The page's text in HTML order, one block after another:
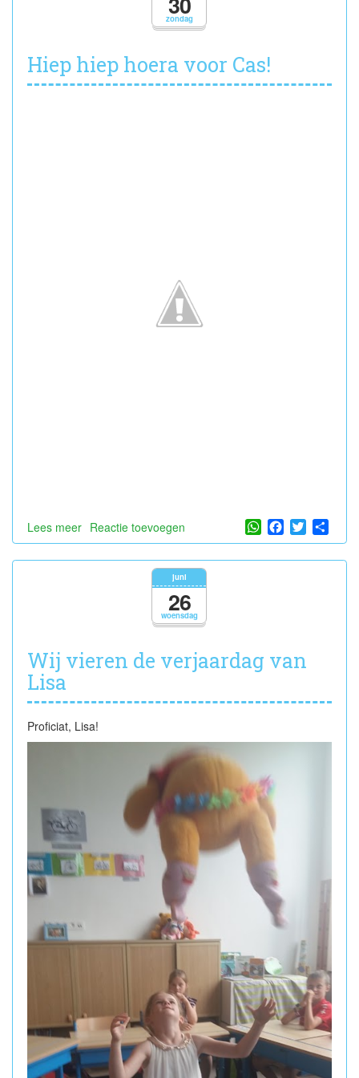
zondag
Hiep hiep hoera voor Cas!
Lees meer over
Hiep
hiep
Reactie toevoegen WhatsApp
Facebook
Twitter
woensdag
juni
26
Wij vieren de verjaardag van
Lisa
Proficiat, Lisa!